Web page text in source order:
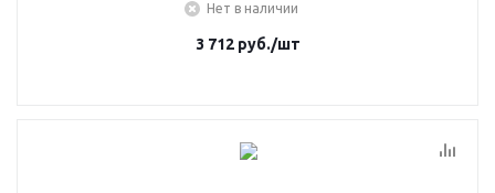
Нет в наличии
3 712 руб./шт